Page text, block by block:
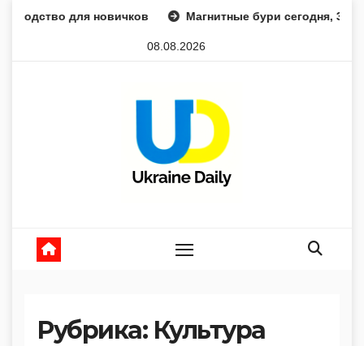
новичков Магнитные бури сегодня, 31 июля:
08.08.2026
Рубрика: Культура